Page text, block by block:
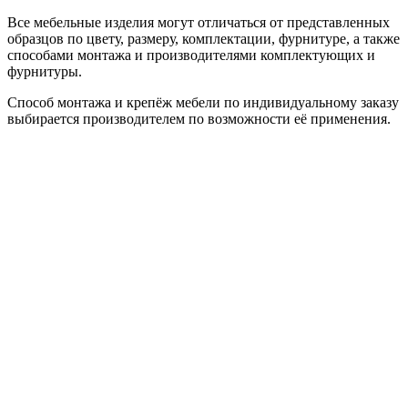
Все мебельные изделия могут отличаться от представленных
образцов по цвету, размеру, комплектации, фурнитуре, а также
способами монтажа и производителями комплектующих и
фурнитуры.
Способ монтажа и крепёж мебели по индивидуальному заказу
выбирается производителем по возможности её применения.